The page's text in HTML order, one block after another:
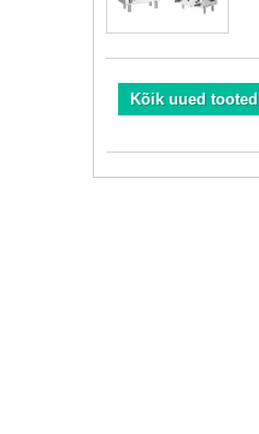
Kõik uued tooted